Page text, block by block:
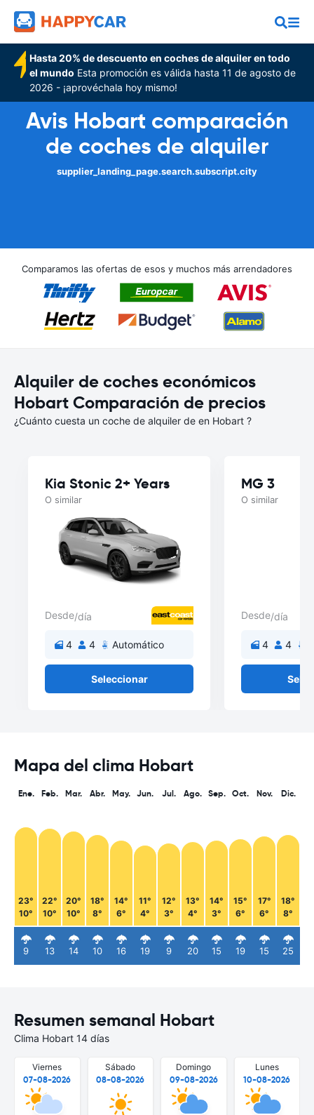
Hasta 20% de descuento en coches de alquiler en todo
el mundo Esta promoción es válida hasta 11 de agosto de
2026 - ¡aprovéchala hoy mismo!
Avis Hobart comparación
de coches de alquiler
supplier_landing_page.search.subscript.city
Comparamos las ofertas de esos y muchos más arrendadores
Alquiler de coches económicos
Hobart Comparación de precios
¿Cuánto cuesta un coche de alquiler de en Hobart ?
Kia Stonic 2+ Years
O similar
Desde/día
4 4 Automático
Seleccionar
MG 3
O similar
Desde/día
4 4
Mapa del clima Hobart
Ene.
23°
10°
9
Feb.
22°
10°
13
Mar.
20°
10°
14
Abr.
18°
8°
10
May.
14°
6°
16
Jun.
11°
4°
19
Jul.
12°
3°
9
Ago.
13°
4°
20
Sep.
14°
3°
15
Oct.
15°
6°
19
Nov.
17°
6°
15
Dic.
18°
8°
25
Resumen semanal Hobart
Clima Hobart 14 días
Viernes
07-08-2026
Sábado
08-08-2026
Domingo
09-08-2026
Lunes
10-08-2026